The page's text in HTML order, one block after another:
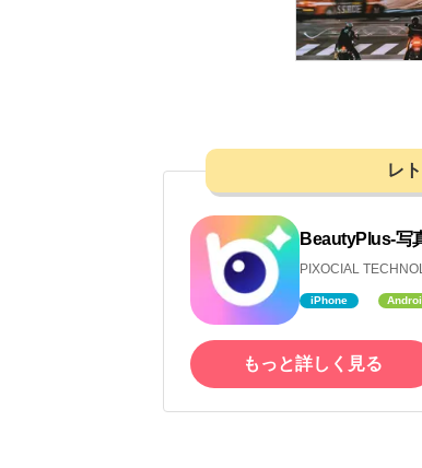
レ
BeautyPlus-写
PIXOCIAL
iPhone
もっと詳しく見る